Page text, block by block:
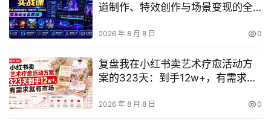
道制作、特效创作与场景变现的全
2026 年 8 月 8 日 0
复盘我在小红书卖艺术疗愈活动方
案的323天：到手12w+，有需求就
2026 年 8 月 8 日 0